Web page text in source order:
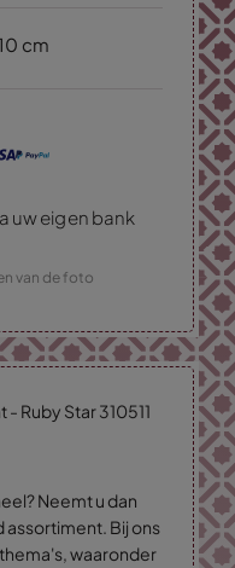
cm
uw eigen bank
van de foto
Ruby Star 310511
Neemt u dan
assortiment. Bij ons
waaronder